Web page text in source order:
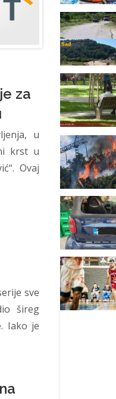
za
u
krst u
Ovaj
sve
šireg
Iako je